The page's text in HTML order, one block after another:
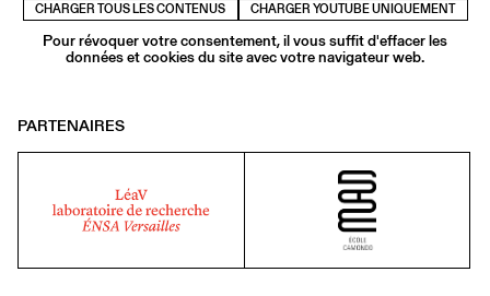
CHARGER TOUS LES CONTENUS CHARGER YOUTUBE UNIQUEMENT
Pour révoquer votre consentement, il vous suffit d'effacer les
données et cookies du site avec votre navigateur web.
PARTENAIRES